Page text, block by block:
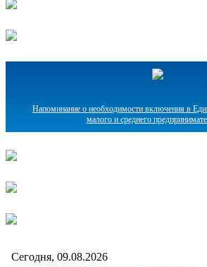
Напоминание о необходимости включения в
малого и среднего